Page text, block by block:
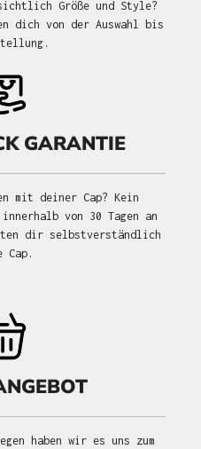
Größe und Style?
dich von der Auswahl bis
GARANTIE
mit deiner Cap? Kein
von 30 Tagen an
dir selbstverständlich
Cap.
haben wir es uns zum